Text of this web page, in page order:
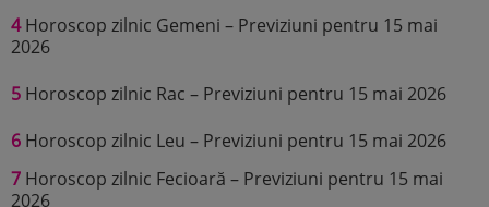
4Horoscop zilnic Gemeni – Previziuni pentru 15 mai
2026
5 Horoscop zilnic Rac – Previziuni pentru 15 mai 2026
6 Horoscop zilnic Leu – Previziuni pentru 15 mai 2026
7 Horoscop zilnic Fecioară – Previziuni pentru 15 mai
2026